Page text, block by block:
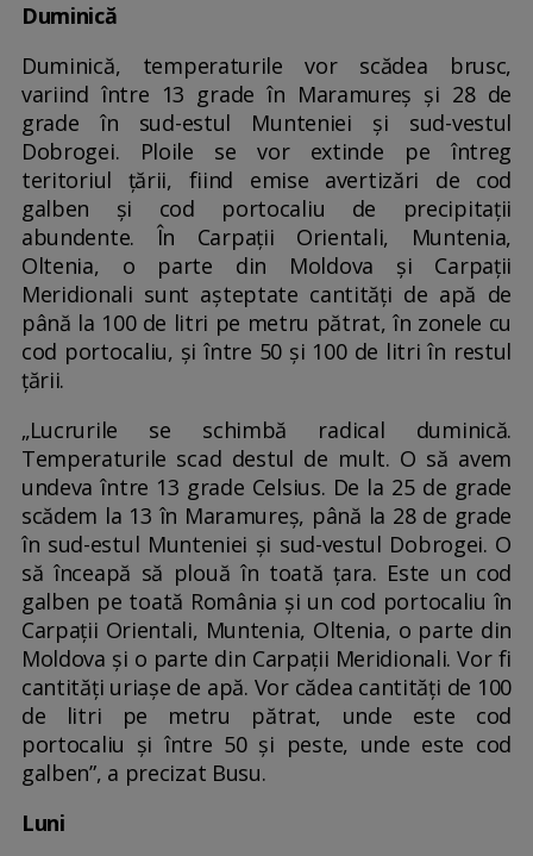
Duminică
Duminică, temperaturile vor scădea brusc,
variind între 13 grade în Maramureș și 28 de
grade în sud-estul Munteniei și sud-vestul
Dobrogei. Ploile se vor extinde pe întreg
teritoriul țării, fiind emise avertizări de cod
galben și cod portocaliu de precipitații
abundente. În Carpații Orientali, Muntenia,
Oltenia, o parte din Moldova și Carpații
Meridionali sunt așteptate cantități de apă de
până la 100 de litri pe metru pătrat, în zonele cu
cod portocaliu, și între 50 și 100 de litri în restul
țării.
„Lucrurile se schimbă radical duminică.
Temperaturile scad destul de mult. O să avem
undeva între 13 grade Celsius. De la 25 de grade
scădem la 13 în Maramureș, până la 28 de grade
în sud-estul Munteniei și sud-vestul Dobrogei. O
să înceapă să plouă în toată țara. Este un cod
galben pe toată România și un cod portocaliu în
Carpații Orientali, Muntenia, Oltenia, o parte din
Moldova și o parte din Carpații Meridionali. Vor fi
cantități uriașe de apă. Vor cădea cantități de 100
de litri pe metru pătrat, unde este cod
portocaliu și între 50 și peste, unde este cod
galben”, a precizat Busu.
Luni